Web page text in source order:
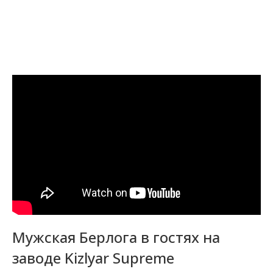
Мужская Берлога в гостях на
заводе Kizlyar Supreme